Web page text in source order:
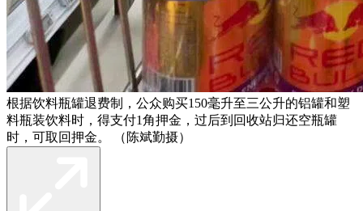
根据饮料瓶罐退费制，公众购买150毫升至三公升的铝罐和塑
料瓶装饮料时，得支付1角押金，过后到回收站归还空瓶罐
时，可取回押金。 （陈斌勤摄）